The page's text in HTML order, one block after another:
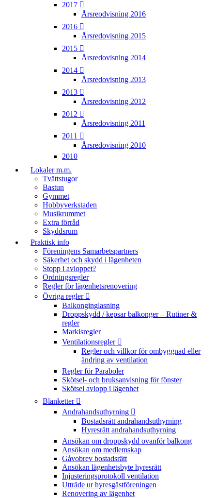
2017
Årsreodvisning 2016
2016
Årsredovisning 2015
2015
Årsredovisning 2014
2014
Årsredovisning 2013
2013
Årsredovisning 2012
2012
Årsredovisning 2011
2011
Årsredovisning 2010
2010
Lokaler m.m.
Tvättstugor
Bastun
Gymmet
Hobbyverkstaden
Musikrummet
Extra förråd
Skyddsrum
Praktisk info
Föreningens Samarbetspartners
Säkerhet och skydd i lägenheten
Stopp i avloppet?
Ordningsregler
Regler för lägenhetsrenovering
Övriga regler
Balkonginglasning
Droppskydd / kepsar balkonger – Rutiner &
regler
Markisregler
Ventilationsregler
Regler och villkor för ombyggnad eller
ändring av ventilation
Regler för Paraboler
Skötsel- och bruksanvisning för fönster
Skötsel avlopp i lägenhet
Blanketter
Andrahandsuthyrning
Bostadsrätt andrahandsuthyrning
Hyresrätt andrahandsuthyrning
Ansökan om droppskydd ovanför balkong
Ansökan om medlemskap
Gåvobrev bostadsrätt
Ansökan lägenhetsbyte hyresrätt
Injusteringsprotokoll ventilation
Utträde ur hyresgästföreningen
Renovering av lägenhet